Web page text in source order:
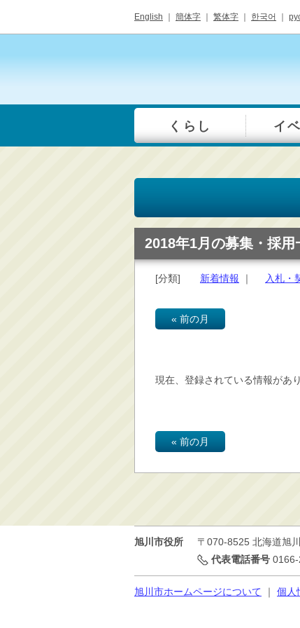
English 簡体字 繁体字 한국어
一覧
くらし イ
手続き・届出（戸籍・
健康・福祉・衛生・ペ
ット
子育て・学校教育
境保全
消防・救急
移住情報
住宅・土地・都市計画
市民活動・参加・地域
市議会・選挙
その他
2018年1月の募集・採用
[分類] 新着情報 ｜ 入札・
« 前の月
現在、登録されている情報があ
« 前の月
旭川市役所 〒070-8525 北海道旭
代表電話番号 0166-
旭川市ホームページについて ｜ 個人